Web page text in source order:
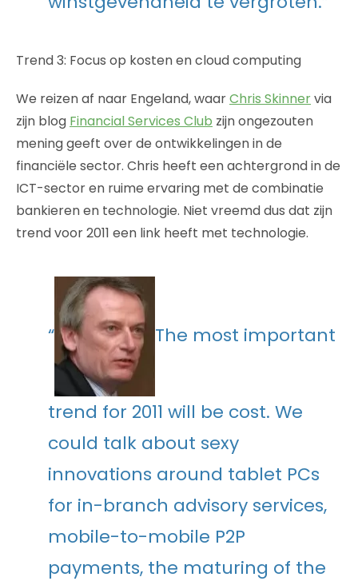
Trend 3: Focus op kosten en cloud computing
We reizen af naar Engeland, waarChris Skinnervia
zijn blog Financial Services Club zijn ongezouten
mening geeft over de ontwikkelingen in de
financiële sector. Chris heeft een achtergrond in de
ICT-sector en ruime ervaring met de combinatie
bankieren en technologie. Niet vreemd dus dat zijn
trend voor 2011 een link heeft met technologie.
“ The most important
trend for 2011 will be cost. We
could talk about sexy
innovations around tablet PCs
for in-branch advisory services,
mobile-to-mobile P2P
payments, the maturing of the